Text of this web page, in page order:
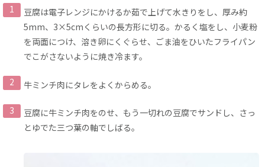
豆腐は電子レンジにかけるか茹で上げて水きりをし、厚み約
5mm、3×5cmくらいの長方形に切る。かるく塩をし、小麦粉
を両面につけ、溶き卵にくぐらせ、ごま油をひいたフライパン
でこがさないように焼き冷ます。
牛ミンチ肉にタレをよくからめる。
豆腐に牛ミンチ肉をのせ、もう一切れの豆腐でサンドし、さっ
とゆでた三つ葉の軸でしばる。